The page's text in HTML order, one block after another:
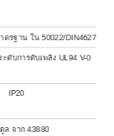
รฐาน ใน 50022/DIN46277-3
ดับการดับเพลิง UL94 V-0
IP20
ล จาก 43880